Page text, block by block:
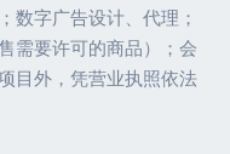
数字广告设计、代理；
需要许可的商品）；会
目外，凭营业执照依法